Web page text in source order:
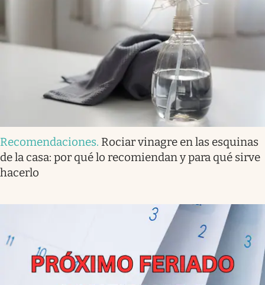
Recomendaciones. Rociar vinagre en las esquinas
de la casa: por qué lo recomiendan y para qué sirve
hacerlo